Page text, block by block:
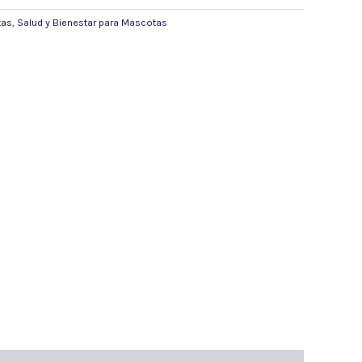
Salud y Bienestar para Mascotas